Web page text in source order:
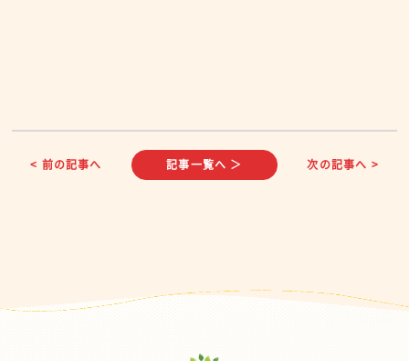
< 前の記事へ 記事一覧へ ＞ 次の記事へ >